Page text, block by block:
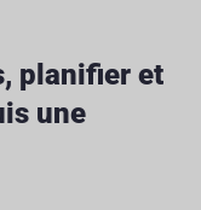
planifier et
une